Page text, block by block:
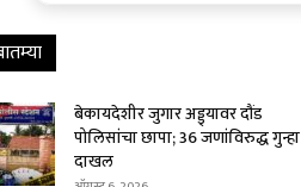
बेकायदेशीर जुगार अड्ड्यावर दौंड
पोलिसांचा छापा; 36 जणांविरुद्ध गुन्हा
दाखल